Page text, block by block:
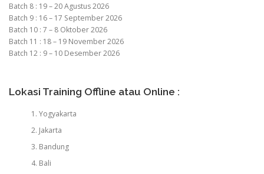
Batch 8 : 19 – 20 Agustus 2026
Batch 9 : 16 – 17 September 2026
Batch 10 : 7 – 8 Oktober 2026
Batch 11 : 18 – 19 November 2026
Batch 12 : 9 – 10 Desember 2026
Lokasi Training Offline atau Online :
Yogyakarta
Jakarta
Bandung
Bali